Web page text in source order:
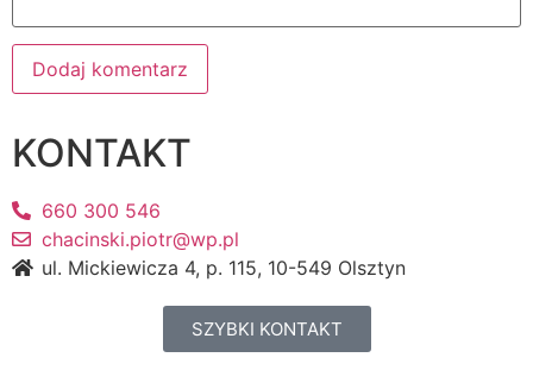
KONTAKT
660 300 546
chacinski.piotr@wp.pl
ul. Mickiewicza 4, p. 115, 10-549 Olsztyn
SZYBKI KONTAKT